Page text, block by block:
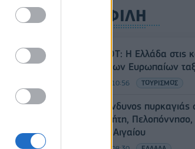
ΔΗΜΟΦΙΛΗ
Έρευνα ΕΟΤ: Η Ελλάδα στις
επιλογές των Ευρωπαίων
07/08/2026 - 10:56 ΤΟΥΡΙΣΜΟΣ
Υψηλός κίνδυνος
Αττική, Κρήτη,
νησιά του Αιγαίου